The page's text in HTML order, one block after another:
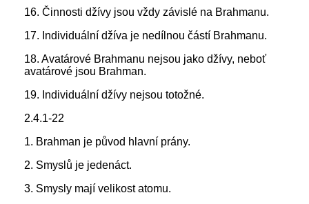
16. Činnosti džívy jsou vždy závislé na Brahmanu.
17. Individuální džíva je nedílnou částí Brahmanu.
18. Avatárové Brahmanu nejsou jako džívy, neboť
avatárové jsou Brahman.
19. Individuální džívy nejsou totožné.
2.4.1-22
1. Brahman je původ hlavní prány.
2. Smyslů je jedenáct.
3. Smysly mají velikost atomu.